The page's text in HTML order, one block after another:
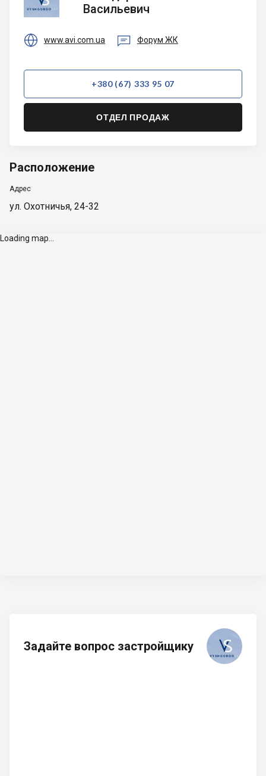
Васильевич
Васильевич
 www.avi.com.ua  Форум ЖК
+380 (67) 333 95 07
ОТДЕЛ ПРОДАЖ
Расположение
Адрес
ул. Охотничья, 24-32
Loading map...
Задайте вопрос застройщику